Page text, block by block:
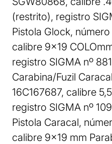
(restrito), registro
Pistola Glock,
calibre 9×19
registro SIGMA nº
Carabina/Fuzil
16C167687, calibre
registro SIGMA nº
Pistola Caracal,
calibre 9×19 mm